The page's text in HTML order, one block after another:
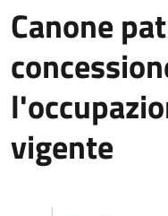
Canone
vigente